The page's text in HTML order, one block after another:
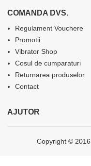
COMANDA DVS.
Regulament Vouchere
Promotii
Vibrator Shop
Cosul de cumparaturi
Returnarea produselor
Contact
AJUTOR
Copyright ©